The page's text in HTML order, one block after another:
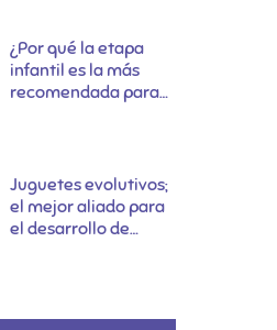
¿Por qué la etapa
infantil es la más
recomendada para
Juguetes evolutivos;
el mejor aliado para
el desarrollo de